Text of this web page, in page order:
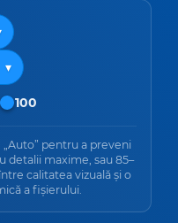
100
pentru a preveni
detalii maxime, sau 85–
calitatea vizuală și o
a fișierului.